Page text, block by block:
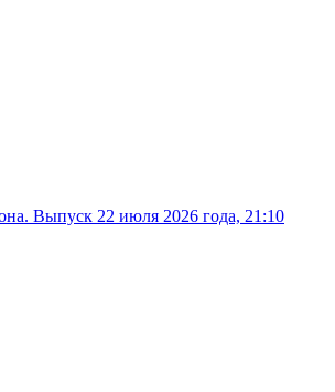
Выпуск 22 июля 2026 года, 21:10